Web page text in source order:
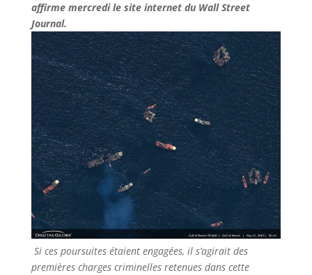
affirme mercredi le site internet du Wall Street
Journal.
Si ces poursuites étaient engagées, il s’agirait des
premières charges criminelles retenues dans cette